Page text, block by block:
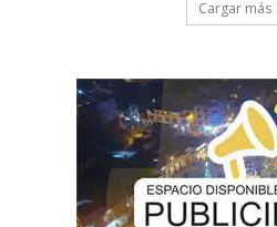
Cargar más